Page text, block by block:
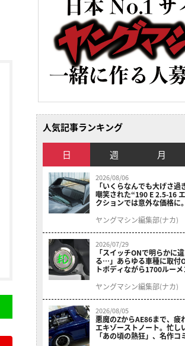
人気記事ランキング
日 週 月
2026/08/06
「いくらなんでも大げさ
嘲笑された“190 E 2.5-16
クションでは意外な価格に
ヤングマシン編集部(ナカ)
2026/07/29
「スイッチONで明らかに
る…」あらゆる車種に取付
トボディながら1700ルー
ニット プレシャスレイ スモ
ヤングマシン編集部(ナカ)
2026/08/05
悪魔のZからAE86まで、疲
エキゾーストノート。忙し
「あの頃の熱狂」、名作コ